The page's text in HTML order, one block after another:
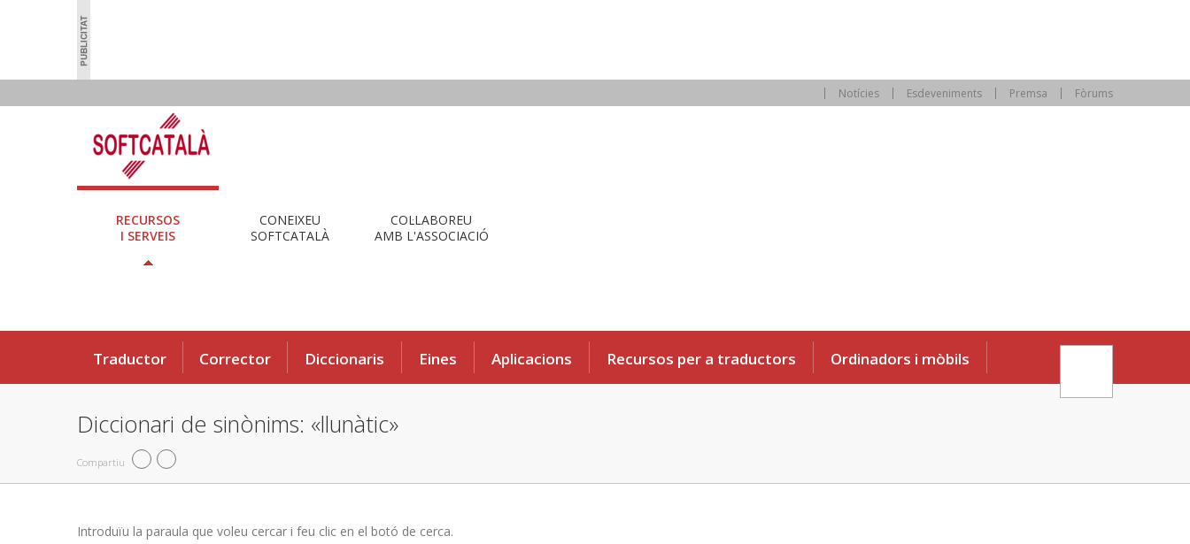
Notícies Esdeveniments Premsa Fòrums
RECURSOS
I SERVEIS
CONEIXEU
SOFTCATALÀ
COL·LABOREU
AMB L'ASSOCIACIÓ
Traductor Corrector Diccionaris Eines Aplicacions Recursos per a traductors Ordinadors i mòbils
Diccionari de sinònims: «llunàtic»
Compartiu
Introduïu la paraula que voleu cercar i feu clic en el botó de cerca.